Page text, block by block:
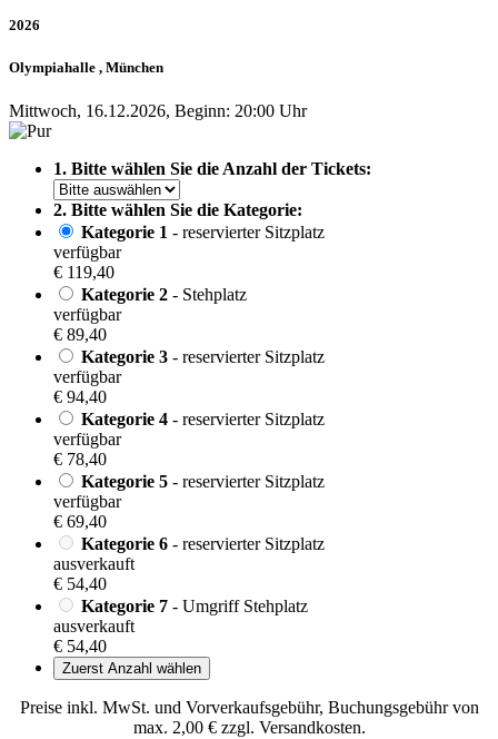
2026
Olympiahalle , München
Mittwoch, 16.12.2026, Beginn: 20:00 Uhr
1. Bitte wählen Sie die Anzahl der Tickets:
2. Bitte wählen Sie die Kategorie:
Kategorie 1 - reservierter Sitzplatz
verfügbar
€ 119,40
Kategorie 2 - Stehplatz
verfügbar
€ 89,40
Kategorie 3 - reservierter Sitzplatz
verfügbar
€ 94,40
Kategorie 4 - reservierter Sitzplatz
verfügbar
€ 78,40
Kategorie 5 - reservierter Sitzplatz
verfügbar
€ 69,40
Kategorie 6 - reservierter Sitzplatz
ausverkauft
€ 54,40
Kategorie 7 - Umgriff Stehplatz
ausverkauft
€ 54,40
Zuerst Anzahl wählen
Preise inkl. MwSt. und Vorverkaufsgebühr, Buchungsgebühr von
max. 2,00 € zzgl. Versandkosten.